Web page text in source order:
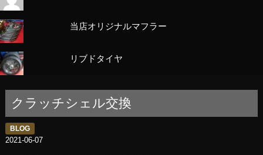
当店オリジナルマフラー
リブドタイヤ
クラッチシェル交換
BLOG
2021-06-07